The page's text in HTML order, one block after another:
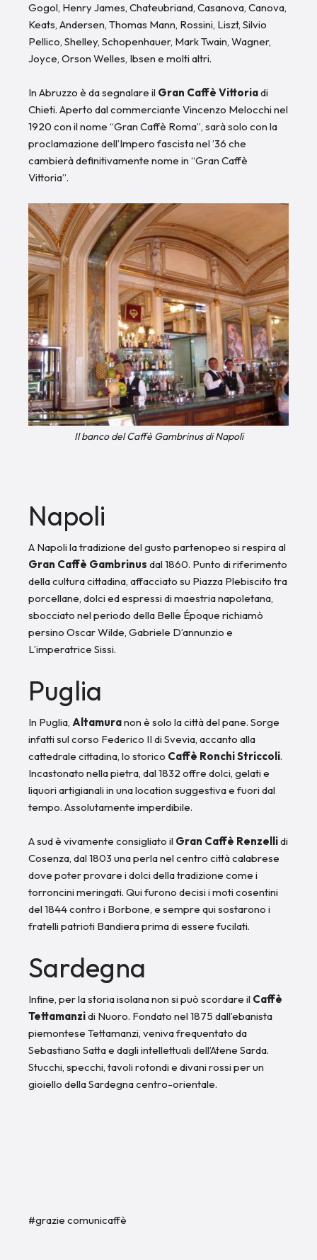
Gogol, Henry James, Chateubriand, Casanova, Canova,
Keats, Andersen, Thomas Mann, Rossini, Liszt, Silvio
Pellico, Shelley, Schopenhauer, Mark Twain, Wagner,
Joyce, Orson Welles, Ibsen e molti altri.
In Abruzzo è da segnalare il Gran Caffè Vittoriadi
Chieti. Aperto dal commerciante Vincenzo Melocchi nel
1920 con il nome “Gran Caffè Roma”, sarà solo con la
proclamazione dell’Impero fascista nel ’36 che
cambierà definitivamente nome in “Gran Caffè
Vittoria”.
Il banco del Caffè Gambrinus di Napoli
Napoli
A Napoli la tradizione del gusto partenopeo si respira al
Gran Caffè Gambrinus dal 1860. Punto di riferimento
della cultura cittadina, affacciato su Piazza Plebiscito tra
porcellane, dolci ed espressi di maestria napoletana,
sbocciato nel periodo della Belle Époque richiamò
persino Oscar Wilde, Gabriele D’annunzio e
L’imperatrice Sissi.
Puglia
In Puglia, Altamuranon è solo la città del pane. Sorge
infatti sul corso Federico II di Svevia, accanto alla
cattedrale cittadina, lo storico Caffè Ronchi Striccoli.
Incastonato nella pietra, dal 1832 offre dolci, gelati e
liquori artigianali in una location suggestiva e fuori dal
tempo. Assolutamente imperdibile.
A sud è vivamente consigliato il Gran Caffè Renzellidi
Cosenza, dal 1803 una perla nel centro città calabrese
dove poter provare i dolci della tradizione come i
torroncini meringati. Qui furono decisi i moti cosentini
del 1844 contro i Borbone, e sempre qui sostarono i
fratelli patrioti Bandiera prima di essere fucilati.
Sardegna
Infine, per la storia isolana non si può scordare il Caffè
Tettamanzidi Nuoro. Fondato nel 1875 dall’ebanista
piemontese Tettamanzi, veniva frequentato da
Sebastiano Satta e dagli intellettuali dell’Atene Sarda.
Stucchi, specchi, tavoli rotondi e divani rossi per un
gioiello della Sardegna centro-orientale.
#grazie comunicaffè